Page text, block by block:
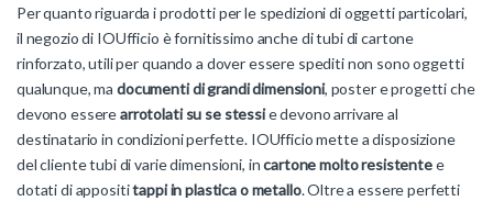
Per quanto riguarda i prodotti per le spedizioni di oggetti particolari,
il negozio di IOUfficio è fornitissimo anche di tubi di cartone
rinforzato, utili per quando a dover essere spediti non sono oggetti
qualunque, madocumenti di grandi dimensioni, poster e progetti che
devono esserearrotolati su se stessie devono arrivare al
destinatario in condizioni perfette. IOUfficio mette a disposizione
del cliente tubi di varie dimensioni, incartone molto resistentee
dotati di apposititappi in plastica o metallo. Oltre a essere perfetti